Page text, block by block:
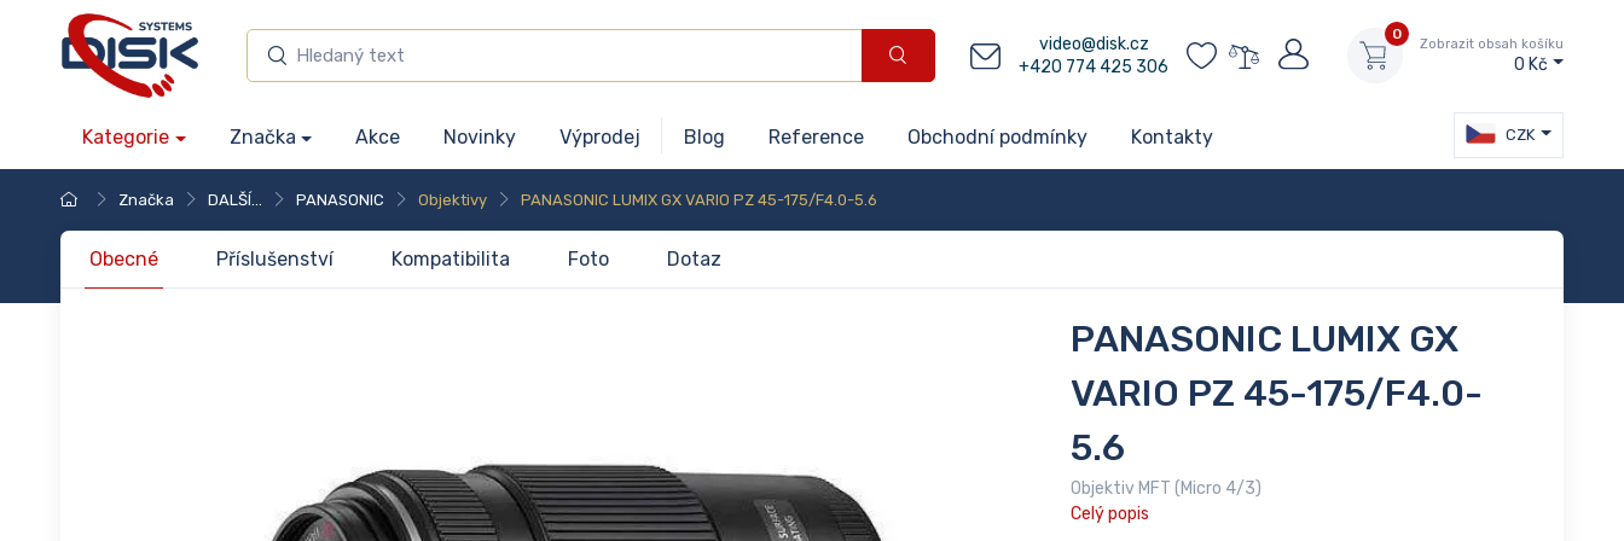
video@disk.cz
+420 774 425 306
0
Zobrazit obsah košíku
0 Kč
Kategorie Značka Akce Novinky Výprodej Blog Reference Obchodní podmínky Kontakty CZK
Značka DALŠÍ... PANASONIC Objektivy PANASONIC LUMIX GX VARIO PZ 45-175/F4.0-5.6
Obecné Příslušenství Kompatibilita Foto Dotaz
PANASONIC LUMIX GX
VARIO PZ 45-175/F4.0-
5.6
Objektiv MFT (Micro 4/3)
Celý popis